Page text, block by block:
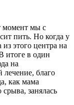
момент мы с
пить. Но когда у
этого центра на
итоге в один
на
благо
как мама
занялась